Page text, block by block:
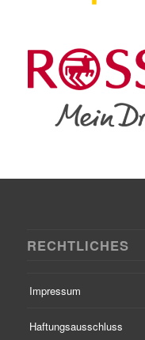
RECHTLICHES
Impressum
Haftungsausschluss